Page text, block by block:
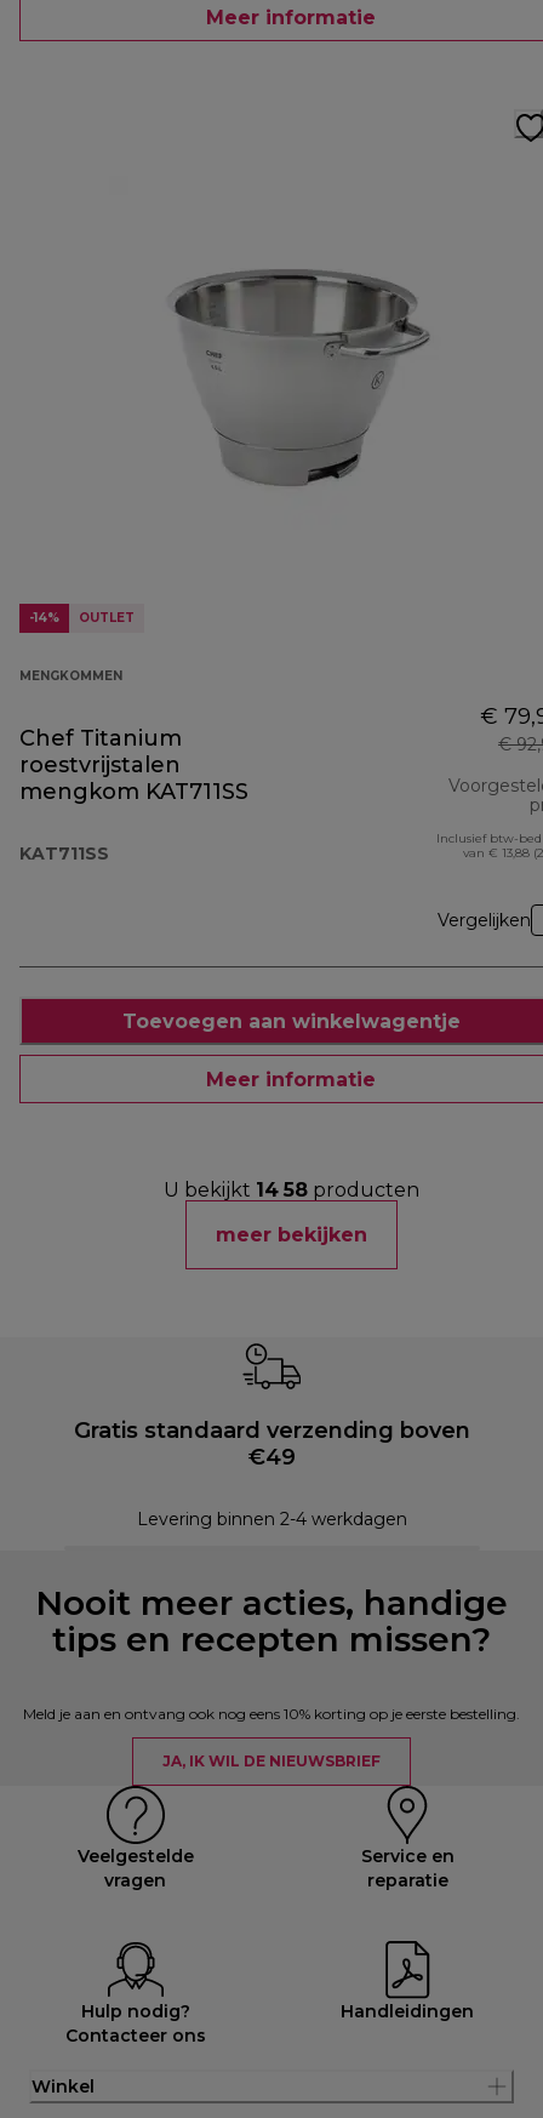
Meer informatie
-14% OUTLET
MENGKOMMEN
Chef Titanium
roestvrijstalen
mengkom KAT711SS
KAT711SS
€
€
Inclusief btw-
van € 13,88
Vergelijken
Toevoegen aan winkelwagentje
Meer informatie
U bekijkt 14 58producten
meer bekijken
Gratis standaard verzending boven
€49
Levering binnen 2-4 werkdagen
Nooit meer acties, handige
tips en recepten missen?
Meld je aan en ontvang ook nog eens 10% korting op je eerste bestelling.
JA, IK WIL DE NIEUWSBRIEF
Veelgestelde
vragen
Service en
reparatie
Hulp nodig?
Contacteer ons
Handleidingen
Winkel